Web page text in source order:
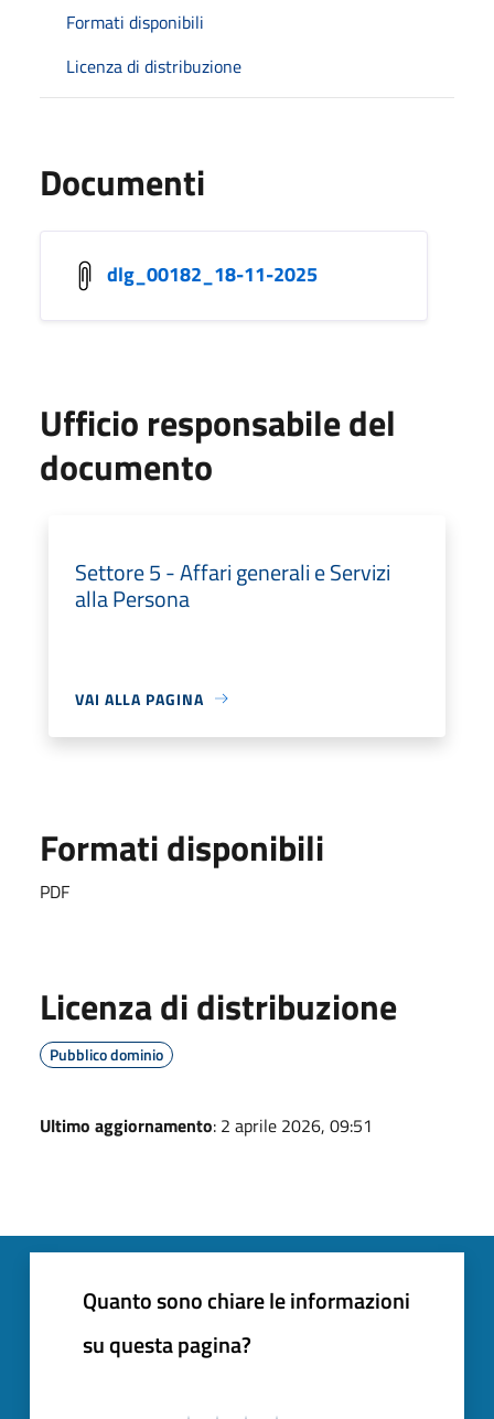
Formati disponibili
Licenza di distribuzione
Documenti
dlg_00182_18-11-2025
Ufficio responsabile del
documento
Settore 5 - Affari generali e Servizi
alla Persona
VAI ALLA PAGINA
Formati disponibili
PDF
Licenza di distribuzione
Pubblico dominio
Ultimo aggiornamento: 2 aprile 2026, 09:51
Quanto sono chiare le informazioni
su questa pagina?